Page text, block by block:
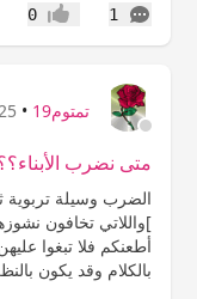
1
التعليقات إعجاب0
تمتوم19 •
25
متى نضرب
الضرب وسيلة تربوية
]واللاتي تخافون
أطعنكم فلا تبغوا
بالكلام وقد يكون